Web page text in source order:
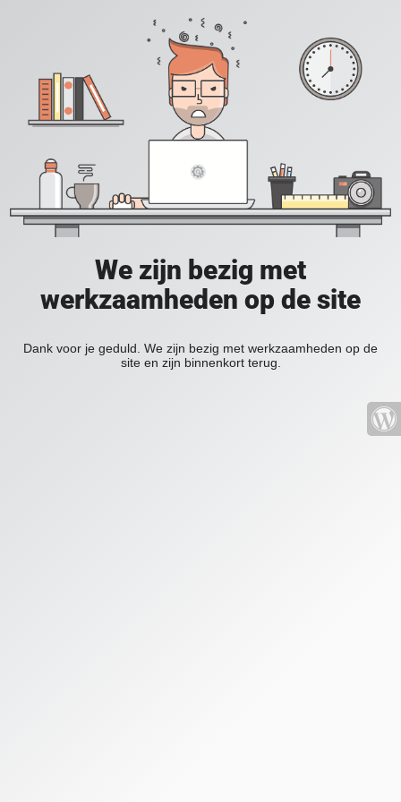
We zijn bezig met
werkzaamheden op de site
Dank voor je geduld. We zijn bezig met werkzaamheden op de
site en zijn binnenkort terug.